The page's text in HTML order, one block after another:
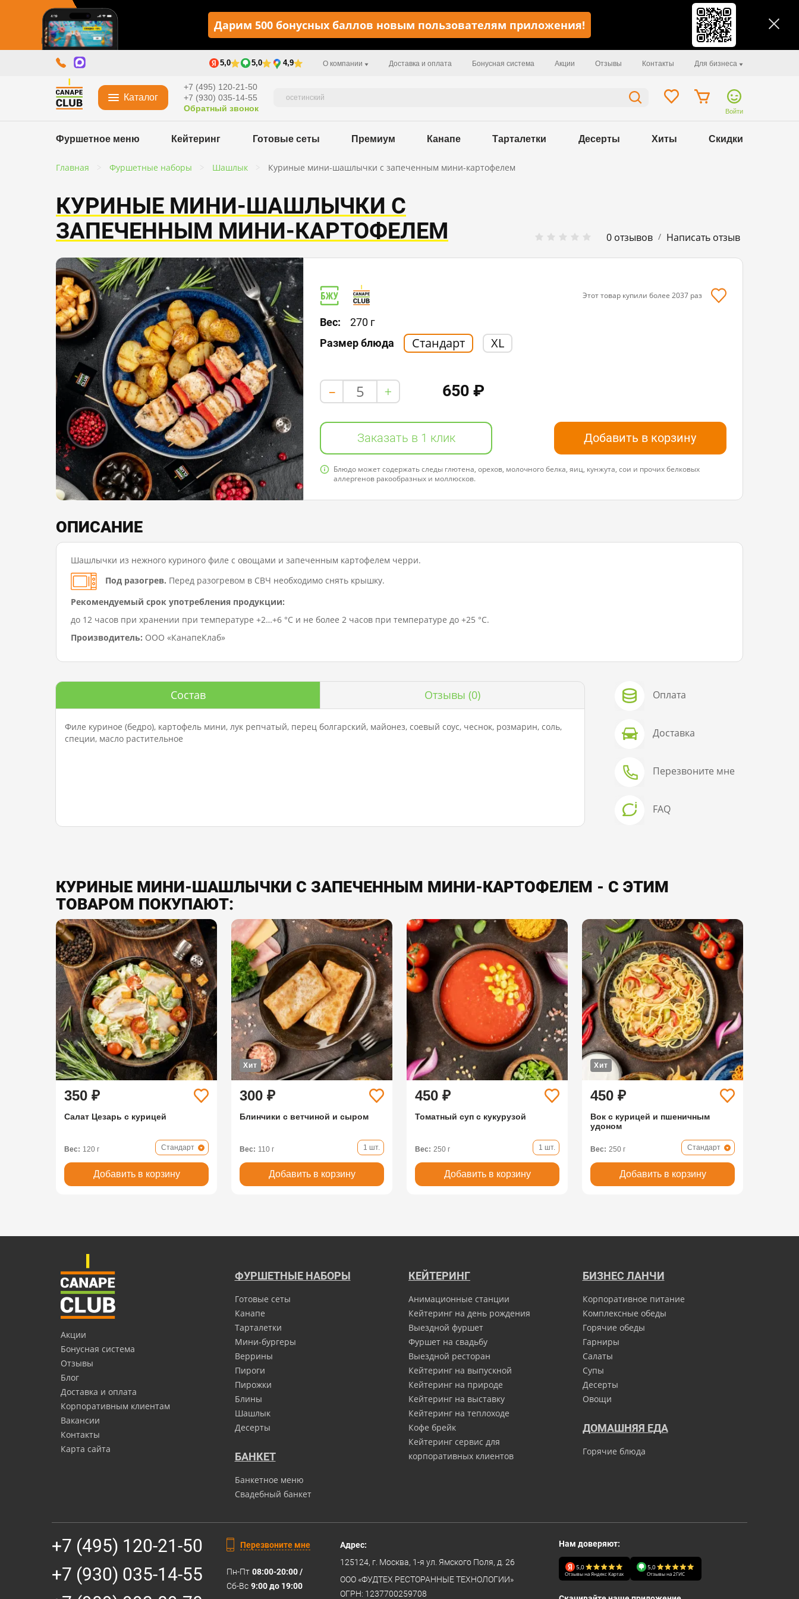
Дарим 500 бонусных баллов новым пользователям приложения!
5,0 5,0 4,9 О компании Доставка и оплата Бонусная система Акции Отзывы Контакты Для бизнеса
Каталог
+7 (495) 120-21-50
+7 (930) 035-14-55
Обратный звонок
Войти
Фуршетное меню Кейтеринг Готовые сеты Премиум Канапе Тарталетки Десерты Хиты Скидки
Главная Фуршетные наборы Шашлык Куриные мини-шашлычки с запеченным мини-картофелем
КУРИНЫЕ МИНИ-ШАШЛЫЧКИ С
ЗАПЕЧЕННЫМ МИНИ-КАРТОФЕЛЕМ
0 отзывов / Написать отзыв
Пищевая ценность в 100 г / 228,7 kcal
Белки: 12,0
Этот товар купили более 2037раз
Вес:
270 г
Размер блюда
Стандарт XL
- + 650 ₽
Заказать в 1 клик Добавить в корзину
Блюдо может содержать следы глютена, орехов, молочного белка, яиц, кунжута, сои и прочих белковых
аллергенов ракообразных и моллюсков.
ОПИСАНИЕ
Шашлычки из нежного куриного филе с овощами и запеченным картофелем черри.
Под разогрев. Перед разогревом в СВЧ необходимо снять крышку.
Рекомендуемый срок употребления продукции:
до 12 часов при хранении при температуре +2…+6 °C и не более 2 часов при температуре до +25 °C.
Производитель: ООО «КанапеКлаб»
Состав Отзывы (0)
Филе куриное (бедро), картофель мини, лук репчатый, перец болгарский, майонез, соевый соус, чеснок, розмарин, соль,
специи, масло растительное
Оплата
Доставка
Перезвоните мне
FAQ
КУРИНЫЕ МИНИ-ШАШЛЫЧКИ С ЗАПЕЧЕННЫМ МИНИ-КАРТОФЕЛЕМ - С ЭТИМ
ТОВАРОМ ПОКУПАЮТ:
350 ₽
Салат Цезарь с курицей
Вес: 120 г Стандарт
Добавить в корзину
Хит
300 ₽
Блинчики с ветчиной и сыром
Вес: 110 г 1 шт.
Добавить в корзину
450 ₽
Томатный суп с кукурузой
Вес: 250 г 1 шт.
Добавить в корзину
Хит
450 ₽
Вок с курицей и пшеничным
удоном
Вес: 250 г Стандарт
Добавить в корзину
Акции
Бонусная система
Отзывы
Блог
Доставка и оплата
Корпоративным клиентам
Вакансии
Контакты
Карта сайта
ФУРШЕТНЫЕ НАБОРЫ
Готовые сеты
Канапе
Тарталетки
Мини-бургеры
Веррины
Пироги
Пирожки
Блины
Шашлык
Десерты
БАНКЕТ
Банкетное меню
Свадебный банкет
КЕЙТЕРИНГ
Анимационные станции
Кейтеринг на день рождения
Выездной фуршет
Фуршет на свадьбу
Выездной ресторан
Кейтеринг на выпускной
Кейтеринг на природе
Кейтеринг на выставку
Кейтеринг на теплоходе
Кофе брейк
Кейтеринг сервис для
корпоративных клиентов
БИЗНЕС ЛАНЧИ
Корпоративное питание
Комплексные обеды
Горячие обеды
Гарниры
Салаты
Супы
Десерты
Овощи
ДОМАШНЯЯ ЕДА
Горячие блюда
+7 (495) 120-21-50
+7 (930) 035-14-55
Пн-Пт 08:00-20:00 /
Сб-Вс 9:00 до 19:00
Перезвоните мне
Адрес:
125124, г. Москва, 1-я ул. Ямского Поля, д. 26
ООО «ФУДТЕХ РЕСТОРАННЫЕ ТЕХНОЛОГИИ»
ОГРН: 1237700259708
Нам доверяют:
5,0
Отзывы на Яндекс Картах
5,0
Отзывы на 2ГИС